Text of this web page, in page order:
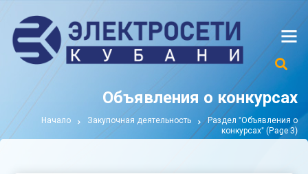
Объявления о конкурсах
Начало Закупочная деятельность
Раздел "Объявления о
конкурсах" (Page 3)